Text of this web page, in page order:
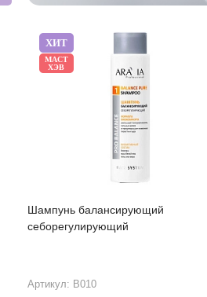
ХИТ
МАСТ
ХЭВ
Шампунь балансирующий
себорегулирующий
Артикул: В010